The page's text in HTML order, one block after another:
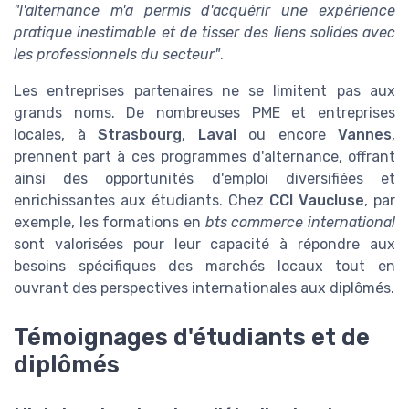
"l'alternance m'a permis d'acquérir une expérience
pratique inestimable et de tisser des liens solides avec
les professionnels du secteur".
Les entreprises partenaires ne se limitent pas aux
grands noms. De nombreuses PME et entreprises
locales, à Strasbourg, Lavalou encore Vannes,
prennent part à ces programmes d'alternance, offrant
ainsi des opportunités d'emploi diversifiées et
enrichissantes aux étudiants. Chez CCI Vaucluse, par
exemple, les formations en bts commerce international
sont valorisées pour leur capacité à répondre aux
besoins spécifiques des marchés locaux tout en
ouvrant des perspectives internationales aux diplômés.
Témoignages d'étudiants et de
diplômés